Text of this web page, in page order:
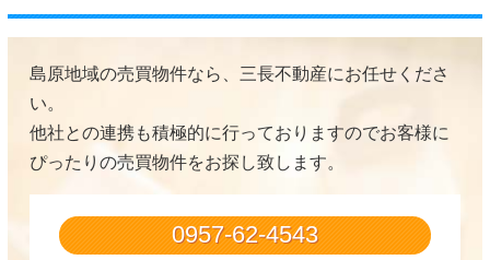
賃貸物件
貸す
島原地域の売買物件なら、三長不動産にお任せくださ
い。
他社との連携も積極的に行っておりますのでお客様に
ぴったりの売買物件をお探し致します。
0957-62-4543